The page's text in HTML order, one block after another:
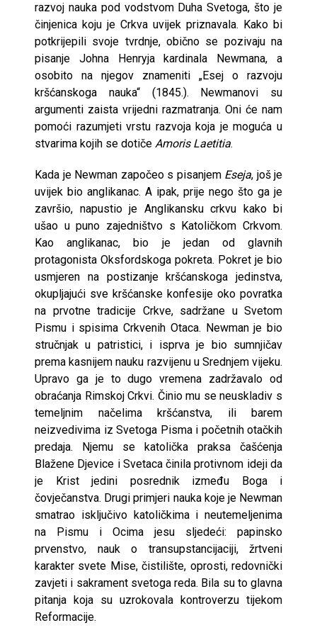
razvoj nauka pod vodstvom Duha Svetoga, što je
činjenica koju je Crkva uvijek priznavala. Kako bi
potkrijepili svoje tvrdnje, obično se pozivaju na
pisanje Johna Henryja kardinala Newmana, a
osobito na njegov znameniti „Esej o razvoju
kršćanskoga nauka“ (1845.). Newmanovi su
argumenti zaista vrijedni razmatranja. Oni će nam
pomoći razumjeti vrstu razvoja koja je moguća u
stvarima kojih se dotiče Amoris Laetitia.
Kada je Newman započeo s pisanjem Eseja, još je
uvijek bio anglikanac. A ipak, prije nego što ga je
završio, napustio je Anglikansku crkvu kako bi
ušao u puno zajedništvo s Katoličkom Crkvom.
Kao anglikanac, bio je jedan od glavnih
protagonista Oksfordskoga pokreta. Pokret je bio
usmjeren na postizanje kršćanskoga jedinstva,
okupljajući sve kršćanske konfesije oko povratka
na prvotne tradicije Crkve, sadržane u Svetom
Pismu i spisima Crkvenih Otaca. Newman je bio
stručnjak u patristici, i isprva je bio sumnjičav
prema kasnijem nauku razvijenu u Srednjem vijeku.
Upravo ga je to dugo vremena zadržavalo od
obraćanja Rimskoj Crkvi. Činio mu se neuskladiv s
temeljnim načelima kršćanstva, ili barem
neizvedivima iz Svetoga Pisma i početnih otačkih
predaja. Njemu se katolička praksa čašćenja
Blažene Djevice i Svetaca činila protivnom ideji da
je Krist jedini posrednik između Boga i
čovječanstva. Drugi primjeri nauka koje je Newman
smatrao isključivo katoličkima i neutemeljenima
na Pismu i Ocima jesu sljedeći: papinsko
prvenstvo, nauk o transupstancijaciji, žrtveni
karakter svete Mise, čistilište, oprosti, redovnički
zavjeti i sakrament svetoga reda. Bila su to glavna
pitanja koja su uzrokovala kontroverzu tijekom
Reformacije.